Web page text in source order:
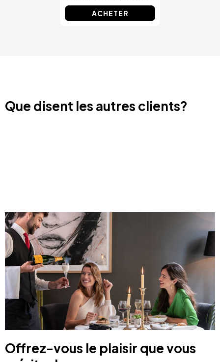
ACHETER
Que disent les autres clients?
Offrez-vous le plaisir que vous